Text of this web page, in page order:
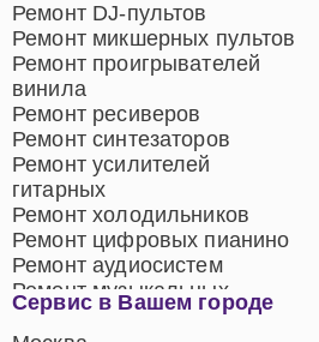
Сервис в Вашем городе
Ремонт DJ-пультов
Ремонт микшерных пультов
Ремонт проигрывателей
винила
Ремонт ресиверов
Ремонт синтезаторов
Ремонт усилителей
гитарных
Ремонт холодильников
Ремонт цифровых пианино
Ремонт аудиосистем
Ремонт музыкальных
центров